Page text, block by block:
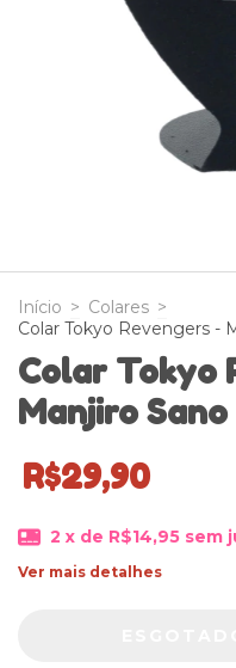
Início > Colares >
Colar Tokyo Revengers -
Colar Tokyo
Manjiro
R$29,90
2 x de R$14,95 sem
Ver mais detalhes